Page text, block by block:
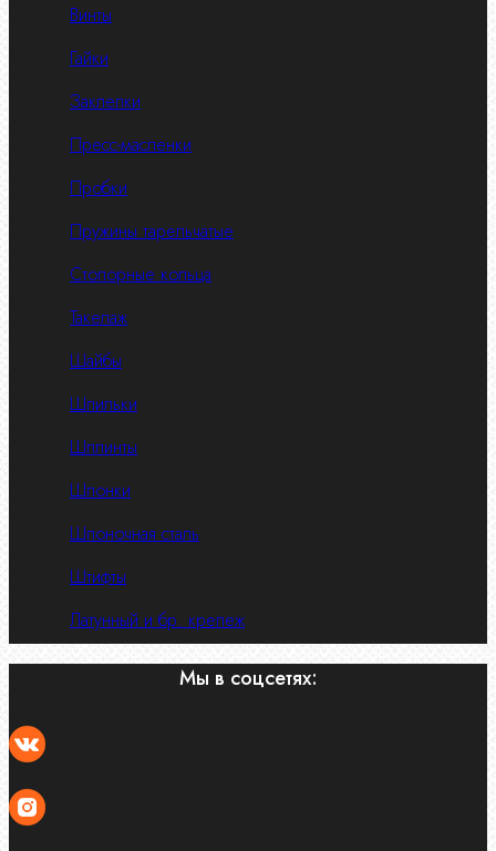
Винты
Гайки
Заклепки
Пресс-масленки
Пробки
Пружины тарельчатые
Стопорные кольца
Такелаж
Шайбы
Шпильки
Шплинты
Шпонки
Шпоночная сталь
Штифты
Латунный и бр. крепеж
Мы в соцсетях: